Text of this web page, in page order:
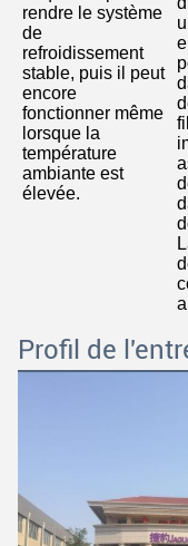
rendre le système
de
refroidissement
stable, puis il peut
encore
fonctionner même
lorsque la
température
ambiante est
élevée.
Profil de